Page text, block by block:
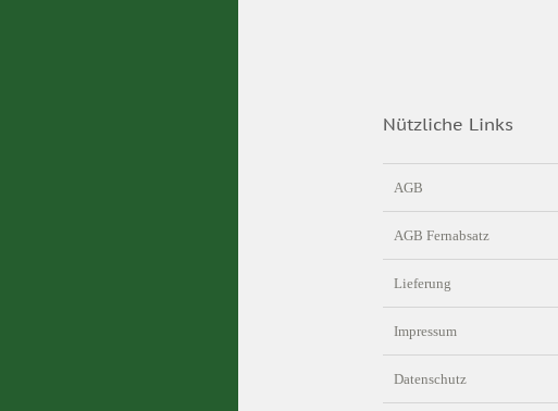
Nützliche Links
AGB
AGB Fernabsatz
Lieferung
Impressum
Datenschutz